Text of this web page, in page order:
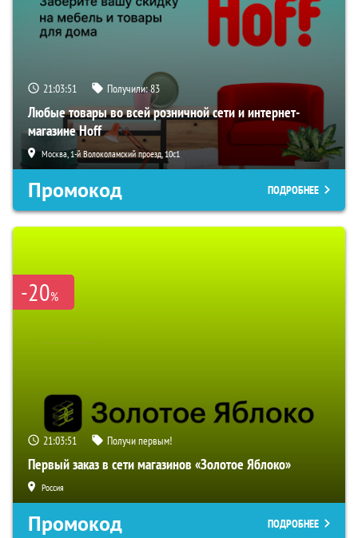
21:03:50 Получили:83
Любые товары во всей розничной сети и интернет-
магазине Hoff
Москва, 1-й Волоколамский проезд, 10с1
Промокод ПОДРОБНЕЕ
-20%
21:03:50 Получи первым!
Первый заказ в сети магазинов «Золотое Яблоко»
Россия
Промокод ПОДРОБНЕЕ